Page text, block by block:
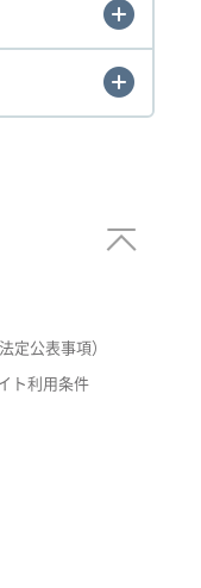
定公表事項）
ト利用条件